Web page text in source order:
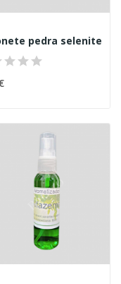
pedra selenite